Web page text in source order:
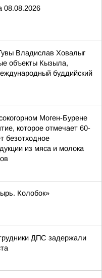
08.08.2026
Владислав Ховалыг
объекты Кызыла,
буддийский
Моген-Бурене
которое отмечает 60-
безотходное
из мяса и молока
Колобок»
ДПС задержали